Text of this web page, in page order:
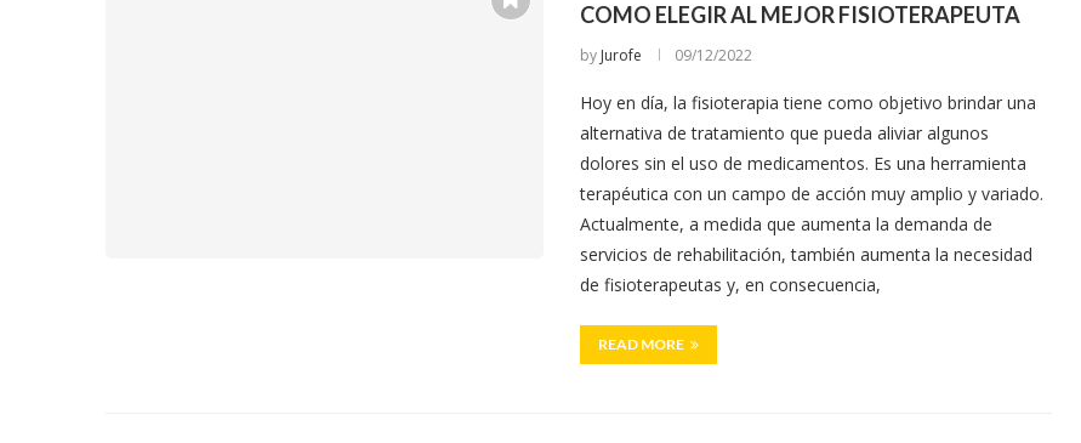
COMO ELEGIR AL MEJOR FISIOTERAPEUTA
by Jurofe 09/12/2022
Hoy en día, la fisioterapia tiene como objetivo brindar una
alternativa de tratamiento que pueda aliviar algunos
dolores sin el uso de medicamentos. Es una herramienta
terapéutica con un campo de acción muy amplio y variado.
Actualmente, a medida que aumenta la demanda de
servicios de rehabilitación, también aumenta la necesidad
de fisioterapeutas y, en consecuencia,
READ MORE